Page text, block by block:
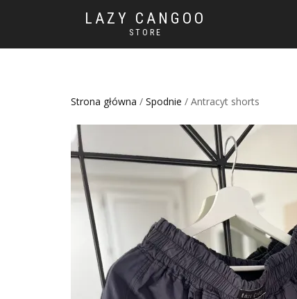
LAZY CANGOO
STORE
Strona główna / Spodnie / Antracyt shorts